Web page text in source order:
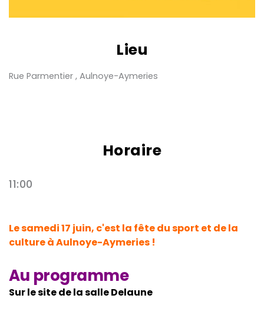
Lieu
Rue Parmentier , Aulnoye-Aymeries
Horaire
11:00
Le samedi 17 juin, c'est la fête du sport et de la
culture à Aulnoye-Aymeries !
Au programme
Sur le site de la salle Delaune